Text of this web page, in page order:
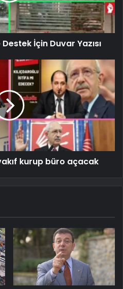
İçin Duvar Yazısı
kurup büro açacak